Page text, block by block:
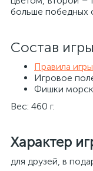
больше победных
Состав
Правила игры
Игровое
Фишки
Вес: 460 г.
Характер
для друзей, в